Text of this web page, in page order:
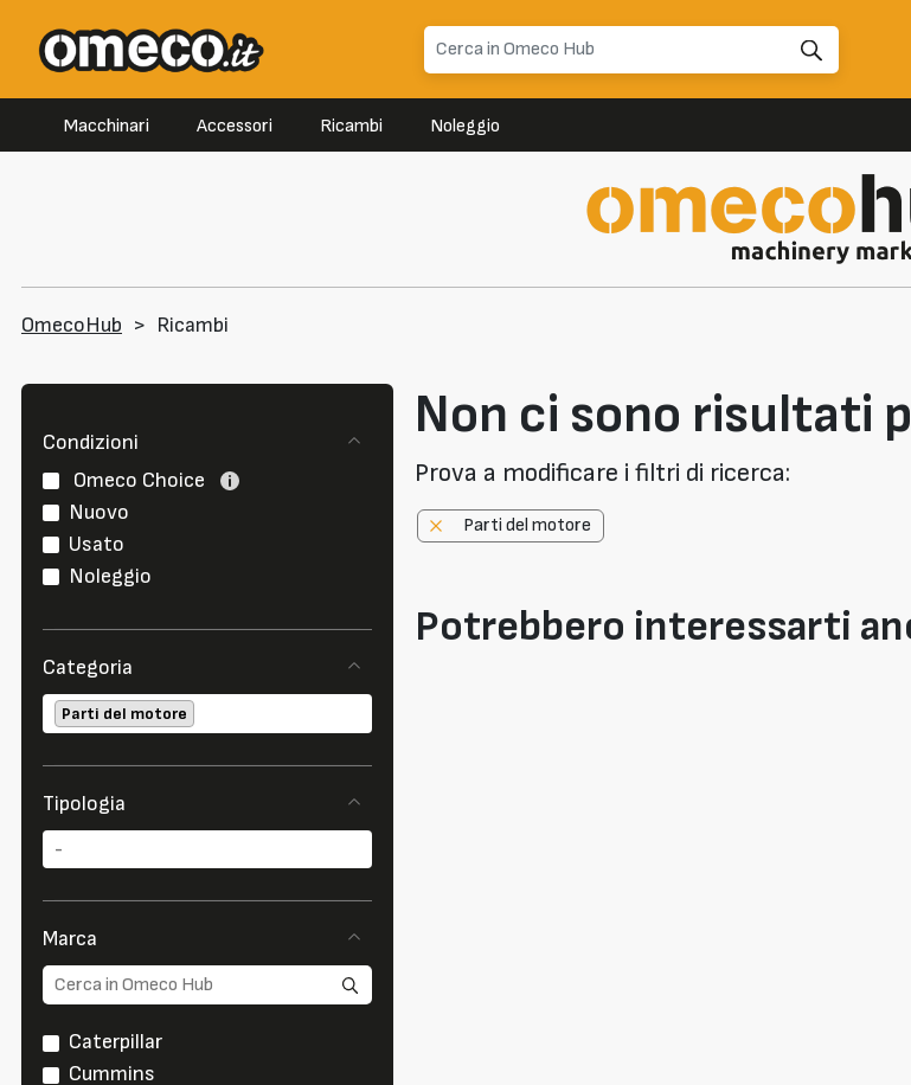
Macchinari Accessori Ricambi Noleggio
OmecoHub > Ricambi
Condizioni
Omeco Choice
Nuovo
Usato
Noleggio
Categoria
Parti del motore
Tipologia
Marca
Caterpillar
Cummins
Non ci sono risultati
Prova a modificare i filtri di ricerca:
Parti del motore
Potrebbero interessarti